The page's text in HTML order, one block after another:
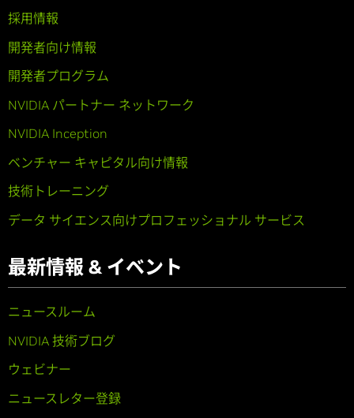
採用情報
開発者向け情報
開発者プログラム
NVIDIA パートナー ネットワーク
NVIDIA Inception
ベンチャー キャピタル向け情報
技術トレーニング
データ サイエンス向けプロフェッショナル サービス
最新情報 & イベント
ニュースルーム
NVIDIA 技術ブログ
ウェビナー
ニュースレター登録